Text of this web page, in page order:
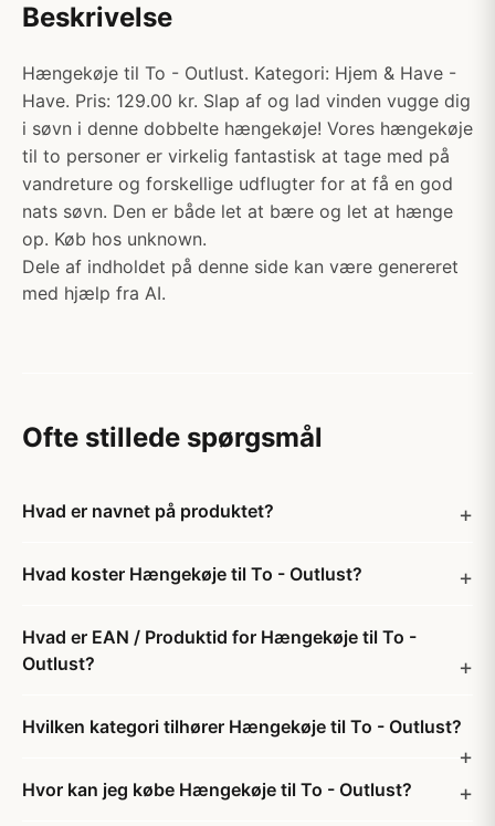
Beskrivelse
Hængekøje til To - Outlust. Kategori: Hjem & Have -
Have. Pris: 129.00 kr. Slap af og lad vinden vugge dig
i søvn i denne dobbelte hængekøje! Vores hængekøje
til to personer er virkelig fantastisk at tage med på
vandreture og forskellige udflugter for at få en god
nats søvn. Den er både let at bære og let at hænge
op. Køb hos unknown.
Dele af indholdet på denne side kan være genereret
med hjælp fra AI.
Ofte stillede spørgsmål
Hvad er navnet på produktet?
Hvad koster Hængekøje til To - Outlust?
Hvad er EAN / Produktid for Hængekøje til To -
Outlust?
Hvilken kategori tilhører Hængekøje til To - Outlust?
Hvor kan jeg købe Hængekøje til To - Outlust?